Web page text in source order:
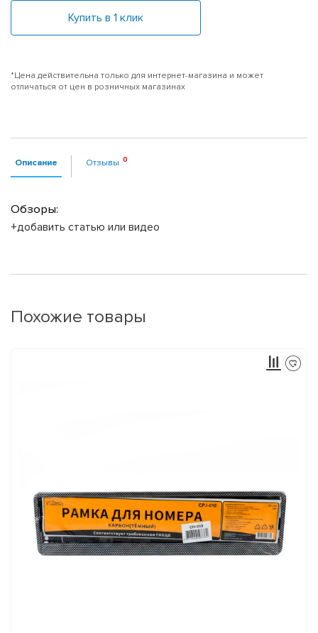
Купить в 1 клик
*Цена действительна только для интернет-магазина и может
отличаться от цен в розничных магазинах
Описание Отзывы
Обзоры:
+добавить статью или видео
Похожие товары